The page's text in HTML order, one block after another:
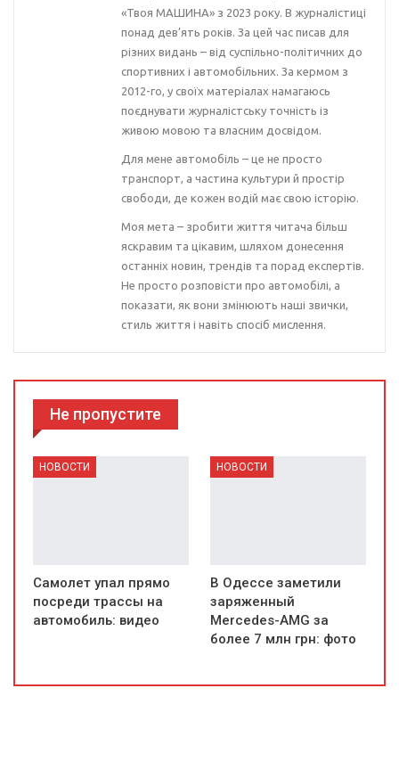
«Твоя МАШИНА» з 2023 року. В журналістиці
понад дев’ять років. За цей час писав для
різних видань – від суспільно-політичних до
спортивних і автомобільних. За кермом з
2012-го, у своїх матеріалах намагаюсь
поєднувати журналістську точність із
живою мовою та власним досвідом.
Для мене автомобіль – це не просто
транспорт, а частина культури й простір
свободи, де кожен водій має свою історію.
Моя мета – зробити життя читача більш
яскравим та цікавим, шляхом донесення
останніх новин, трендів та порад експертів.
Не просто розповісти про автомобілі, а
показати, як вони змінюють наші звички,
стиль життя і навіть спосіб мислення.
Не пропустите
НОВОСТИ
Самолет упал прямо
посреди трассы на
автомобиль: видео
НОВОСТИ
В Одессе заметили
заряженный
Mercedes-AMG за
более 7 млн грн: фото